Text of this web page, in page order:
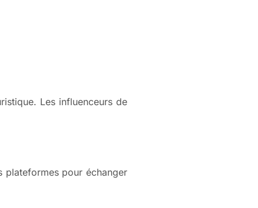
Les influenceurs de
plateformes pour échanger